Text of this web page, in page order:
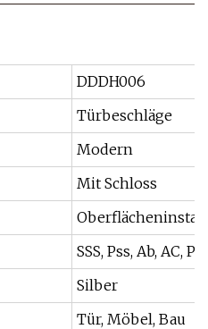
DDDH006
Türbeschläge
Modern
Mit Schloss
SSS, Pss, Ab, AC,
Silber
Tür, Möbel, Bau